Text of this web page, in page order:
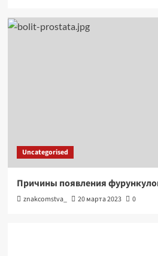
Uncategorised
Причины появления
znakcomstva_ 20 марта 2023 0